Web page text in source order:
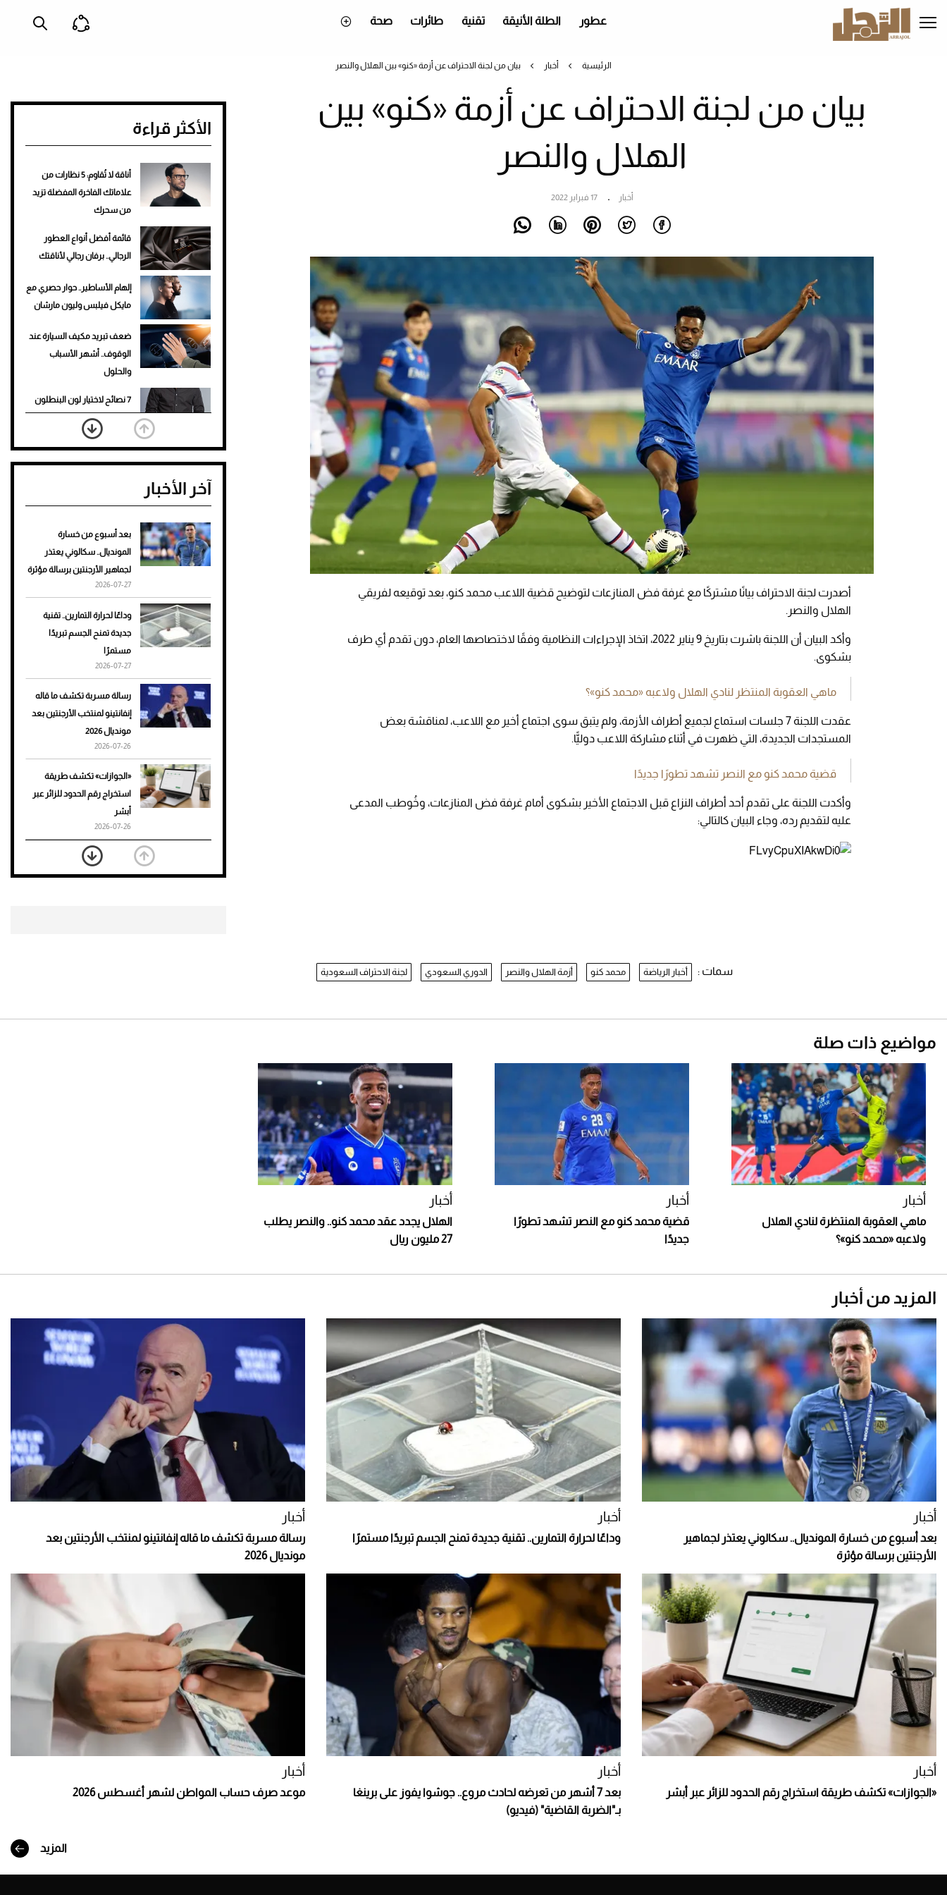
إلى
المحتوى
عطور الطلة الأنيقة تقنية طائرات صحة
الرئيسية أخبار بيان من لجنة الاحتراف عن أزمة «كنو» بين الهلال والنصر
بيان من لجنة الاحتراف عن أزمة «كنو» بين
الهلال والنصر
أخبار 17 فبراير 2022
أصدرت لجنة الاحتراف بيانًا مشتركًا مع غرفة فض المنازعات لتوضيح قضية اللاعب محمد كنو، بعد توقيعه لفريقي
الهلال والنصر.
وأكد البيان أن اللجنة باشرت بتاريخ 9 يناير 2022، اتخاذ الإجراءات النظامية وفقًا لاختصاصها العام، دون تقدم أي طرف
بشكوى.
ماهي العقوبة المنتظر لنادي الهلال ولاعبه «محمد كنو»؟
عقدت اللجنة 7 جلسات استماع لجميع أطراف الأزمة، ولم يتبق سوى اجتماع أخير مع اللاعب، لمناقشة بعض
المستجدات الجديدة، التي ظهرت في أثناء مشاركة اللاعب دوليًّا.
قضية محمد كنو مع النصر تشهد تطورًا جديدًا
وأكدت اللجنة على تقدم أحد أطراف النزاع قبل الاجتماع الأخير بشكوى أمام غرفة فض المنازعات، وخُوطب المدعى
عليه لتقديم رده، وجاء البيان كالتالي:
الأكثر قراءة
أناقة لا تُقاوم: 5 نظارات من
علاماتك الفاخرة المفضلة تزيد
من سحرك
قائمة أفضل أنواع العطور
الرجالي.. برفان رجالي لأناقتك
إلهام الأساطير.. حوار حصري مع
مايكل فيلبس وليون مارشان
ضعف تبريد مكيف السيارة عند
الوقوف.. أشهر الأسباب
والحلول
7 نصائح لاختيار لون البنطلون
المناسب للقميص الأسود
نرى المستقبل من خلال
تصميماتنا.. كيف حجزت 1886
تمنحك فخامة استثنائية
هوى الأبطال
أفضل تدريج للشعر الطويل
لإطلالة جريئة وعصرية
للرجال
آخر الأخبار
بعد أسبوع من خسارة
المونديال.. سكالوني يعتذر
لجماهير الأرجنتين برسالة مؤثرة
2026-07-27
وداعًا لحرارة التمارين.. تقنية
جديدة تمنح الجسم تبريدًا
مستمرًا
2026-07-27
رسالة مسربة تكشف ما قاله
إنفانتينو لمنتخب الأرجنتين بعد
مونديال 2026
2026-07-26
«الجوازات» تكشف طريقة
استخراج رقم الحدود للزائر عبر
أبشر
2026-07-26
بعد 7 أشهر من تعرضه لحادث
مروع.. جوشوا يفوز على برينغا
يحدث في دوران الأرض؟
سمات : أخبار الرياضة محمد كنو أزمة الهلال والنصر الدوري السعودي لجنة الاحتراف السعودية
مواضيع ذات صلة
أخبار
ماهي العقوبة المنتظرة لنادي الهلال
ولاعبه «محمد كنو»؟
أخبار
قضية محمد كنو مع النصر تشهد تطورًا
جديدًا
أخبار
الهلال يجدد عقد محمد كنو.. والنصر يطلب
27 مليون ريال
المزيد من أخبار
أخبار
بعد أسبوع من خسارة المونديال.. سكالوني يعتذر لجماهير
الأرجنتين برسالة مؤثرة
أخبار
وداعًا لحرارة التمارين.. تقنية جديدة تمنح الجسم تبريدًا مستمرًا
أخبار
رسالة مسربة تكشف ما قاله إنفانتينو لمنتخب الأرجنتين بعد
مونديال 2026
أخبار
«الجوازات» تكشف طريقة استخراج رقم الحدود للزائر عبر أبشر
أخبار
بعد 7 أشهر من تعرضه لحادث مروع.. جوشوا يفوز على برينغا
بـ"الضربة القاضية" (فيديو)
أخبار
موعد صرف حساب المواطن لشهر أغسطس 2026
المزيد